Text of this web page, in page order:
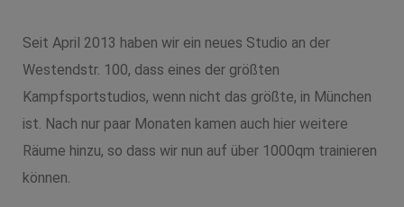
Seit April 2013 haben wir ein neues Studio an der
Westendstr. 100, dass eines der größten
Kampfsportstudios, wenn nicht das größte, in München
ist. Nach nur paar Monaten kamen auch hier weitere
Räume hinzu, so dass wir nun auf über 1000qm trainieren
können.